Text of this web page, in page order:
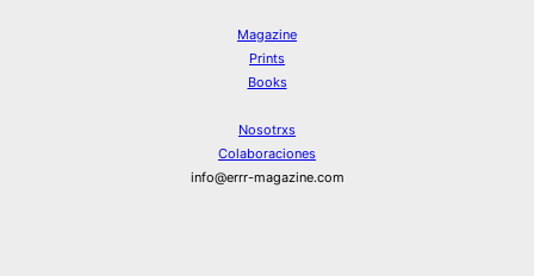
Magazine
Prints
Books
Nosotrxs
Colaboraciones
info@errr-magazine.com